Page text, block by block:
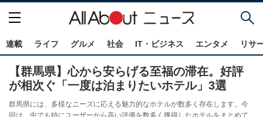
連載 ライフ グルメ 社会 IT・ビジネス エンタメ リサ
【群馬県】心から安らげる至福の滞在。好評
が相次ぐ「一度は泊まりたいホテル」3選
群馬県には、多様なニーズに応える魅力的なホテルが数多く存在します。今